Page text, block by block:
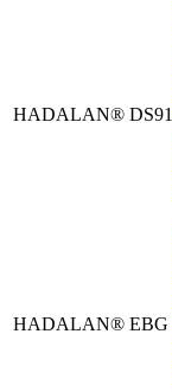
HADALAN® DS91
HADALAN® EBG